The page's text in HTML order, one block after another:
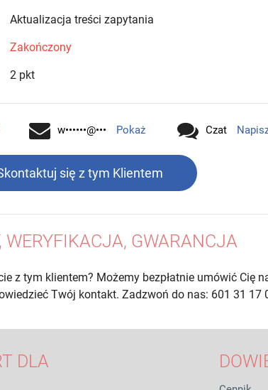
Aktualizacja treści zapytania
Zakończony
2 pkt
w••••••@••• Pokaż Czat
się z tym Klientem
WERYFIKACJA, GWARANCJA
z tym klientem? Możemy bezpłatnie umówić Cię
Twój kontakt. Zadzwoń do nas: 601 31 17
DLA